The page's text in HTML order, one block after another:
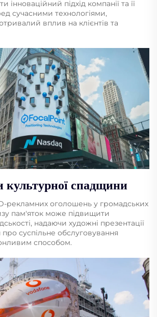
інноваційний підхід компанії та її
сучасними технологіями,
вплив на клієнтів та
культурної спадщини
рекламних оголошень у громадських
пам'яток може підвищити
надаючи художні презентації
суспільне обслуговування
способом.